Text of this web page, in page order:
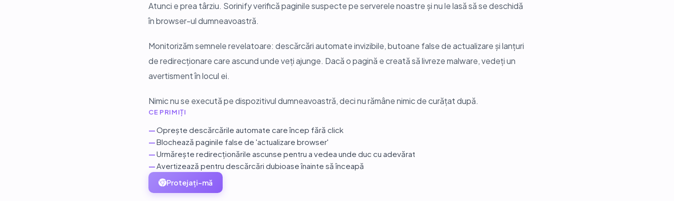
Atunci e prea târziu. Sorinify verifică paginile suspecte pe serverele noastre și nu le lasă să se deschidă
în browser-ul dumneavoastră.
Monitorizăm semnele revelatoare: descărcări automate invizibile, butoane false de actualizare și lanțuri
de redirecționare care ascund unde veți ajunge. Dacă o pagină e creată să livreze malware, vedeți un
avertisment în locul ei.
Nimic nu se execută pe dispozitivul dumneavoastră, deci nu rămâne nimic de curățat după.
CE PRIMIȚI
—Oprește descărcările automate care încep fără click
—Blochează paginile false de 'actualizare browser'
—Urmărește redirecționările ascunse pentru a vedea unde duc cu adevărat
—Avertizează pentru descărcări dubioase înainte să înceapă
Protejați-mă